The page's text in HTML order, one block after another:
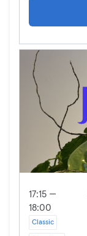
17:15 —
18:00
Classic